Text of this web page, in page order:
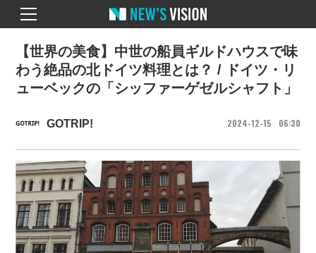
GOTRIP! 2024 12 15 06 30
【世界の美食】中世の船員ギルドハウスで味
わう絶品の北ドイツ料理とは？ / ドイツ・リ
ューベックの「シッファーゲゼルシャフト」